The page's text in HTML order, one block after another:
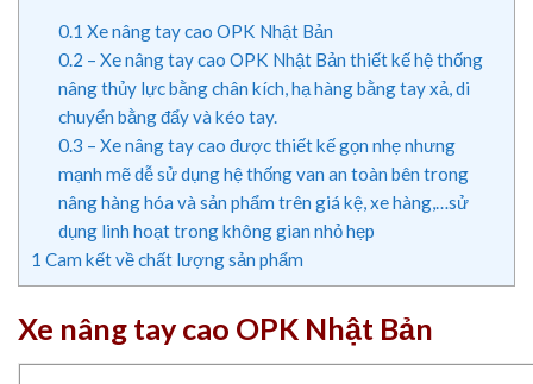
0.1 Xe nâng tay cao OPK Nhật Bản
0.2 – Xe nâng tay cao OPK Nhật Bản thiết kế hệ thống
nâng thủy lực bằng chân kích, hạ hàng bằng tay xả, di
chuyển bằng đẩy và kéo tay.
0.3 – Xe nâng tay cao được thiết kế gọn nhẹ nhưng
mạnh mẽ dễ sử dụng hệ thống van an toàn bên trong
nâng hàng hóa và sản phẩm trên giá kệ, xe hàng,…sử
dụng linh hoạt trong không gian nhỏ hẹp
1 Cam kết về chất lượng sản phẩm
Xe nâng tay cao OPK Nhật Bản